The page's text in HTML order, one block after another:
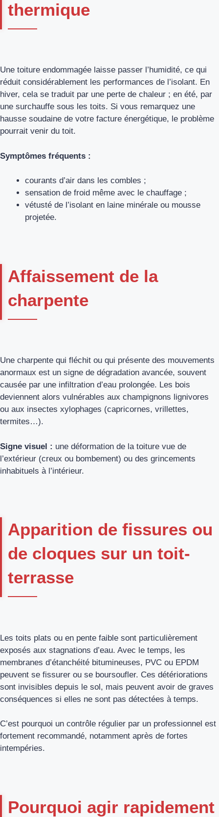
thermique
Une toiture endommagée laisse passer l’humidité, ce qui
réduit considérablement les performances de l’isolant. En
hiver, cela se traduit par une perte de chaleur ; en été, par
une surchauffe sous les toits. Si vous remarquez une
hausse soudaine de votre facture énergétique, le problème
pourrait venir du toit.
Symptômes fréquents :
courants d’air dans les combles ;
sensation de froid même avec le chauffage ;
vétusté de l’isolant en laine minérale ou mousse
projetée.
Affaissement de la
charpente
Une charpente qui fléchit ou qui présente des mouvements
anormaux est un signe de dégradation avancée, souvent
causée par une infiltration d’eau prolongée. Les bois
deviennent alors vulnérables aux champignons lignivores
ou aux insectes xylophages (capricornes, vrillettes,
termites…).
Signe visuel : une déformation de la toiture vue de
l’extérieur (creux ou bombement) ou des grincements
inhabituels à l’intérieur.
Apparition de fissures ou
de cloques sur un toit-
terrasse
Les toits plats ou en pente faible sont particulièrement
exposés aux stagnations d’eau. Avec le temps, les
membranes d’étanchéité bitumineuses, PVC ou EPDM
peuvent se fissurer ou se boursoufler. Ces détériorations
sont invisibles depuis le sol, mais peuvent avoir de graves
conséquences si elles ne sont pas détectées à temps.
C’est pourquoi un contrôle régulier par un professionnel est
fortement recommandé, notamment après de fortes
intempéries.
Pourquoi agir rapidement